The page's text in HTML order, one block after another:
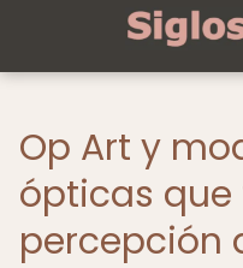
Op Art y
ópticas
percepción